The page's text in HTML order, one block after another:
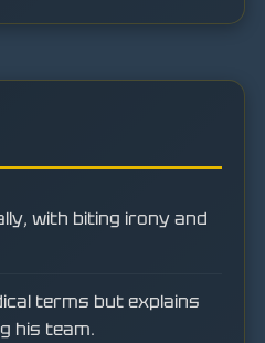
with biting irony and
terms but explains
his team.